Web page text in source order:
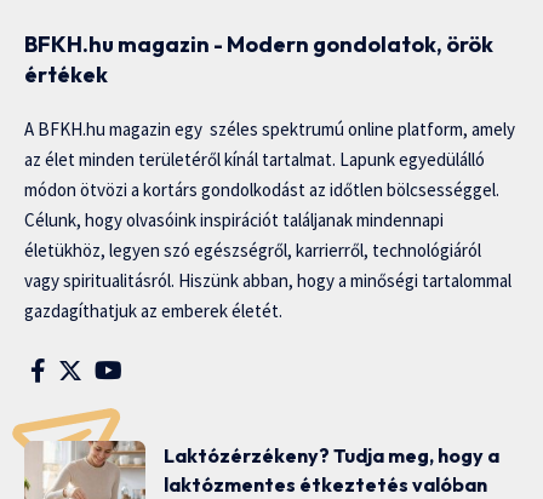
BFKH.hu magazin - Modern gondolatok, örök
értékek
A BFKH.hu magazin egy széles spektrumú online platform, amely
az élet minden területéről kínál tartalmat. Lapunk egyedülálló
módon ötvözi a kortárs gondolkodást az időtlen bölcsességgel.
Célunk, hogy olvasóink inspirációt találjanak mindennapi
életükhöz, legyen szó egészségről, karrierről, technológiáról
vagy spiritualitásról. Hiszünk abban, hogy a minőségi tartalommal
gazdagíthatjuk az emberek életét.
Laktózérzékeny? Tudja meg, hogy a
laktózmentes étkeztetés valóban